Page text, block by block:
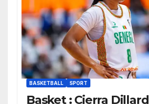
BASKETBALL SPORT
Basket : Cierra Dillard